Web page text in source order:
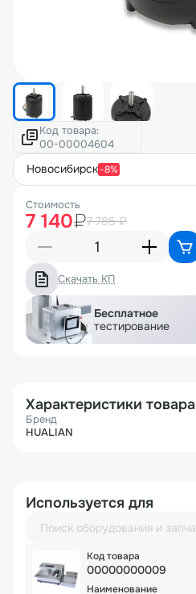
Код товара:
новосибирск-8%
Стоимость
7 140₽7 785 ₽
Скачать КП
Бесплатное
тестирование
Характеристики товара
Бренд
HUALIAN
Используется для
00000000009